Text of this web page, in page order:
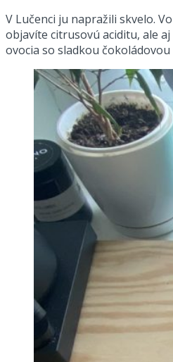
V Lučenci ju napražili skvelo.
objavíte citrusovú aciditu, ale
ovocia so sladkou